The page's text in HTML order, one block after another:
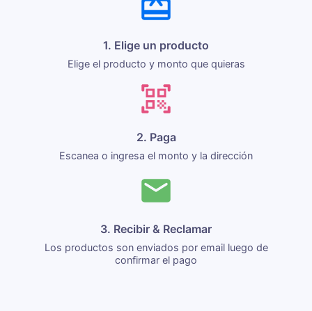
1. Elige un producto
Elige el producto y monto que quieras
2. Paga
Escanea o ingresa el monto y la dirección
3. Recibir & Reclamar
Los productos son enviados por email luego de
confirmar el pago